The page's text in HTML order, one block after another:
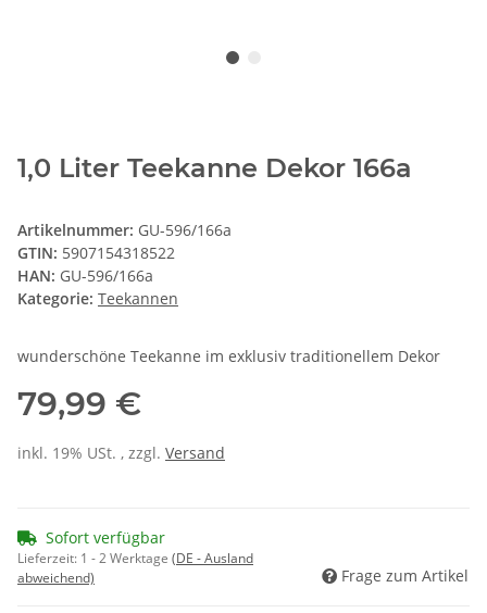
1,0 Liter Teekanne Dekor 166a
Artikelnummer: GU-596/166a
GTIN: 5907154318522
HAN: GU-596/166a
Kategorie: Teekannen
wunderschöne Teekanne im exklusiv traditionellem Dekor
79,99 €
inkl. 19% USt. , zzgl. Versand
Sofort verfügbar
Lieferzeit: 1 - 2 Werktage (DE - Ausland
abweichend)
Frage zum Artikel